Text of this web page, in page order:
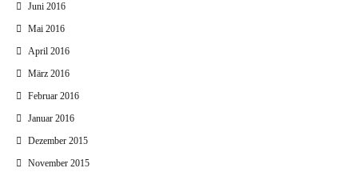
Juni 2016
Mai 2016
April 2016
März 2016
Februar 2016
Januar 2016
Dezember 2015
November 2015